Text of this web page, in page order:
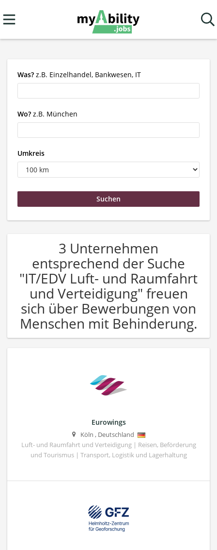
Was? z.B. Einzelhandel, Bankwesen, IT
Wo? z.B. München
Umkreis
3 Unternehmen
entsprechend der Suche
"IT/EDV Luft- und Raumfahrt
und Verteidigung" freuen
sich über Bewerbungen von
Menschen mit Behinderung.
Eurowings
Köln , Deutschland
Luft- und Raumfahrt und Verteidigung | Reisen, Beförderung
und Tourismus | Transport, Logistik und Lagerhaltung